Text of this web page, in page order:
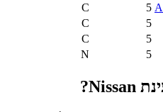
5
C
5
C
5
C
5
N
Nissan
?